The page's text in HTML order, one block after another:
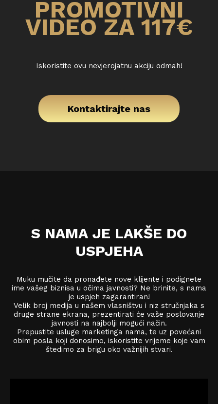
PROMOTIVNI
VIDEO ZA 117€
Iskoristite ovu nevjerojatnu akciju odmah!
Kontaktirajte nas
S NAMA JE LAKŠE DO
USPJEHA
Muku mučite da pronađete nove klijente i podignete
ime vašeg biznisa u očima javnosti? Ne brinite, s nama
je uspjeh zagarantiran!
Velik broj medija u našem vlasništvu i niz stručnjaka s
druge strane ekrana, prezentirati će vaše poslovanje
javnosti na najbolji mogući način.
Prepustite usluge marketinga nama, te uz povećani
obim posla koji donosimo, iskoristite vrijeme koje vam
štedimo za brigu oko važnijih stvari.